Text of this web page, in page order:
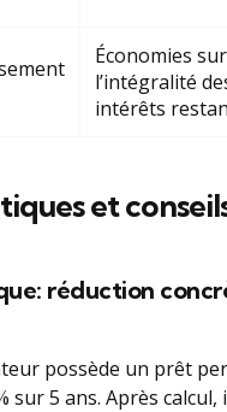
Économies sur
l’intégralité
intérêts
et
réduction
possède un prêt
sur 5 ans. Après